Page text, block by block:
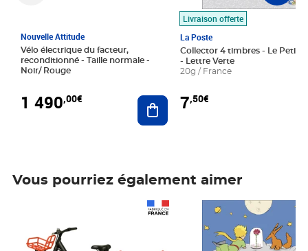
Nouvelle Attitude
Vélo électrique du facteur,
reconditionné - Taille normale -
Noir/ Rouge
1 490,00€ Ajouter au panier
Livraison offerte
La Poste
Collector 4 timbres - Le Petit
- Lettre Verte
20g / France
7,50€
Vous pourriez également aimer
Prix 7,50€